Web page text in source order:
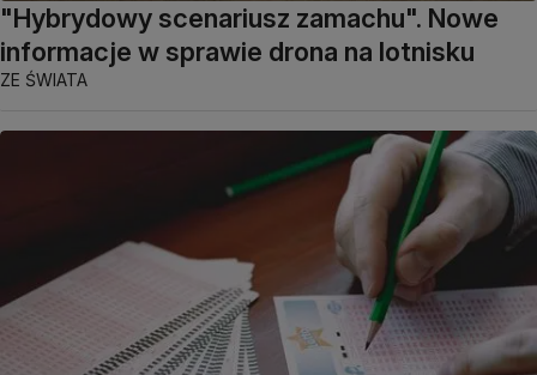
"Hybrydowy scenariusz zamachu". Nowe
informacje w sprawie drona na lotnisku
ZE ŚWIATA